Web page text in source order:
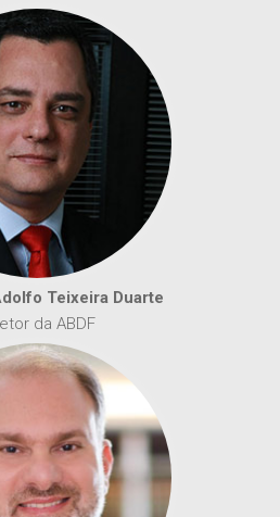
Teixeira Duarte
da ABDF